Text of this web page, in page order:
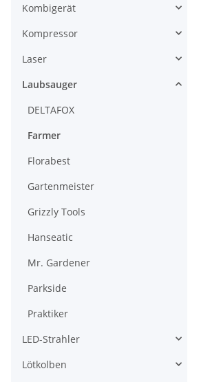
Kombigerät
Kompressor
Laser
Laubsauger
DELTAFOX
Farmer
Florabest
Gartenmeister
Grizzly Tools
Hanseatic
Mr. Gardener
Parkside
Praktiker
LED-Strahler
Lötkolben